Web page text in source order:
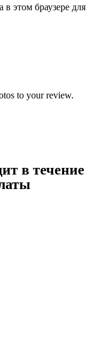
этом браузере для
to your review.
в течение